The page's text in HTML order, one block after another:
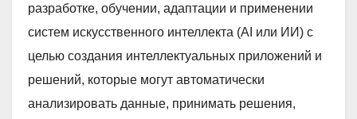
разработке, обучении, адаптации и применении
систем искусственного интеллекта (AI или ИИ) с
целью создания интеллектуальных приложений и
решений, которые могут автоматически
анализировать данные, принимать решения,